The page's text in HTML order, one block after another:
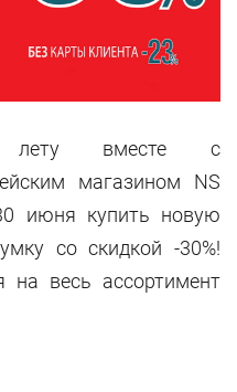
лету вместе с
магазином NS
июня купить новую
со скидкой -30%!
на весь ассортимент